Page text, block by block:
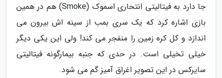
جا دارد به فیتالیتی انتحاری اسموک (Smoke) هم در همین
بازی اشاره کرد که یک سری بمب از سینه اش بیرون می
اندازد و کل کره زمین را منفجر می کند! ولی این یکی دیگر
خیلی تخیلی است. در حدی که جنبه بیمارگونه فیتالیتی
سایرکس در این تصویر اغراق آمیز گم می شود.